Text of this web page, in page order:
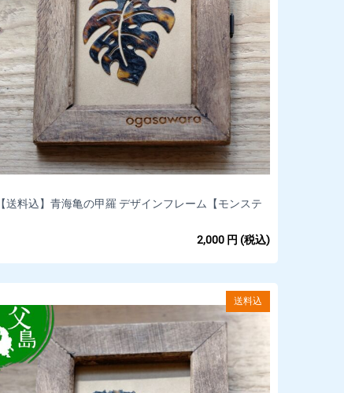
【送料込】青海亀の甲羅 デザインフレーム【モンステ
2,000 円 (税込)
送料込